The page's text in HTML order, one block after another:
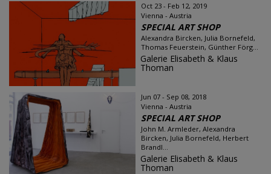
Oct 23 - Feb 12, 2019
Vienna - Austria
SPECIAL ART SHOP
Alexandra Bircken, Julia Bornefeld,
Thomas Feuerstein, Günther Förg...
Galerie Elisabeth & Klaus
Thoman
Jun 07 - Sep 08, 2018
Vienna - Austria
SPECIAL ART SHOP
John M. Armleder, Alexandra
Bircken, Julia Bornefeld, Herbert
Brandl...
Galerie Elisabeth & Klaus
Thoman